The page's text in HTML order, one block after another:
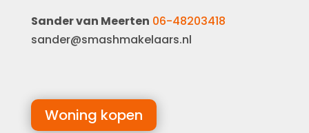
Sander van Meerten 06-48203418
sander@smashmakelaars.nl
Woning kopen